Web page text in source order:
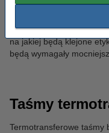
połączeniu etykiety, czy
usunięcia, powinniśmy
Przy wyborze warto
na jakiej będą klejone
będą wymagały
Taśmy
Termotransferowe taśmy